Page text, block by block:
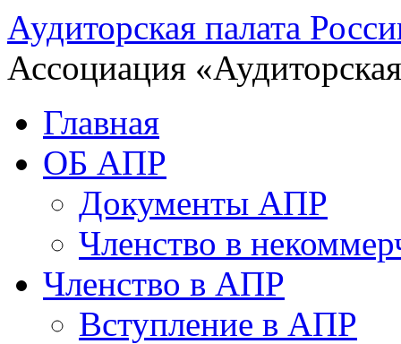
Аудиторская палата
Ассоциация
Главная
ОБ АПР
Документы АПР
Членство в
Членство в АПР
Вступление в АПР